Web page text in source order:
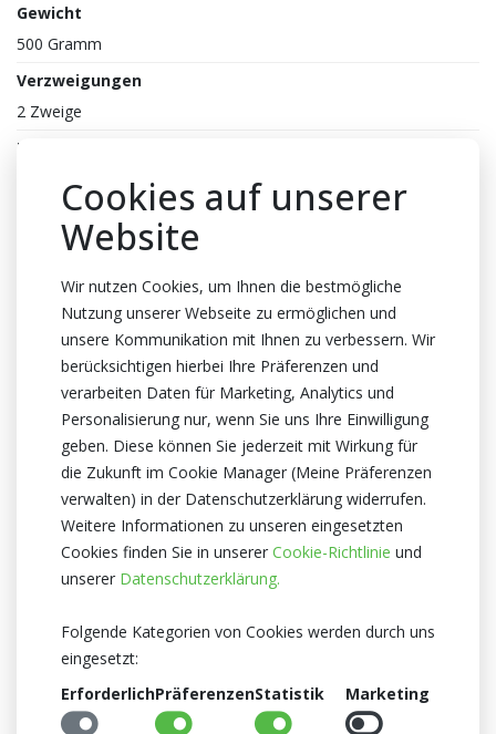
Gewicht
500 Gramm
Verzweigungen
2 Zweige
Farbe
750cm Ø
Topfhöhe
45cm Höhe
Züchter
Optiflor
Herkunftsland
Niederlande
MPS A+
MPS GAP
Cookies auf unserer
Website
Wir nutzen Cookies, um Ihnen die bestmögliche
Nutzung unserer Webseite zu ermöglichen und
unsere Kommunikation mit Ihnen zu verbessern. Wir
berücksichtigen hierbei Ihre Präferenzen und
verarbeiten Daten für Marketing, Analytics und
Personalisierung nur, wenn Sie uns Ihre Einwilligung
geben. Diese können Sie jederzeit mit Wirkung für
die Zukunft im Cookie Manager (Meine Präferenzen
verwalten) in der Datenschutzerklärung widerrufen.
Weitere Informationen zu unseren eingesetzten
Cookies finden Sie in unserer Cookie-Richtlinie und
unserer Datenschutzerklärung.
Folgende Kategorien von Cookies werden durch uns
eingesetzt:
ErforderlichPräferenzenStatistik Marketing